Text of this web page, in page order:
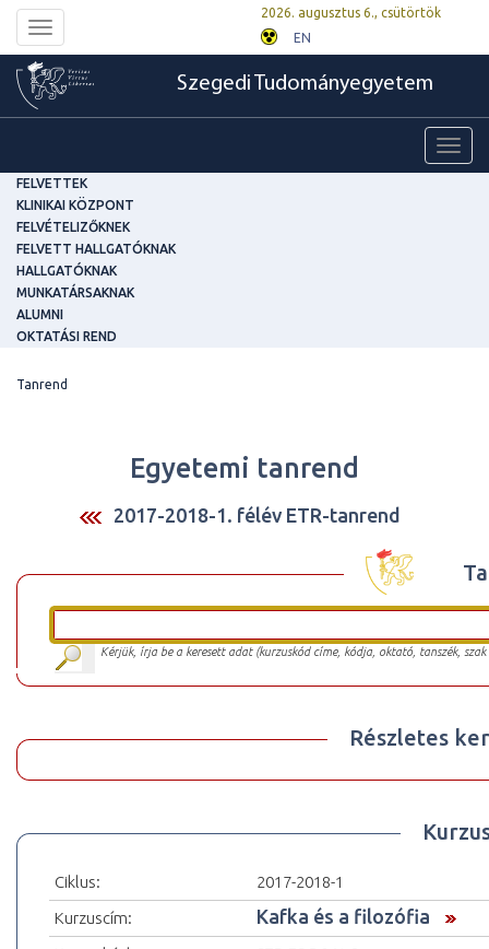
Toggle
navigation
2026. augusztus 6., csütörtök
EN
Szegedi Tudományegyetem
FELVETTEK
KLINIKAI KÖZPONT
FELVÉTELIZŐKNEK
FELVETT HALLGATÓKNAK
HALLGATÓKNAK
MUNKATÁRSAKNAK
ALUMNI
OKTATÁSI REND
Tanrend
Egyetemi tanrend
2017-2018-1. félév ETR-tanrend
Kérjük, írja be a keresett adat (kurzuskód címe, kódja, oktató, tanszék,
Részletes
Ciklus:
2017-2018-1
Kurzuscím:
Kafka és a filozófia